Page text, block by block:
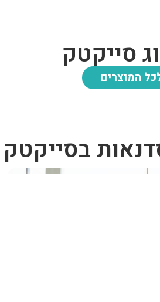
סייקטק
המוצרים
בסייקטק